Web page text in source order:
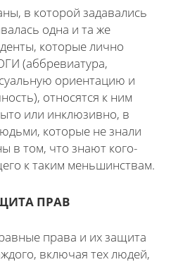
в которой задавались
одна и та же
которые лично
(аббревиатура,
ориентацию и
относятся к ним
или инклюзивно, в
которые не знали
в том, что знают кого-
к таким меньшинствам.
ПРАВ
права и их защита
включая тех людей,